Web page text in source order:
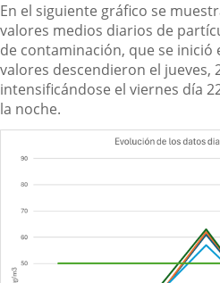
En el siguiente gráfico se
valores medios diarios de
de contaminación, que se inició
valores descendieron el jueves,
intensificándose el viernes día
la noche.